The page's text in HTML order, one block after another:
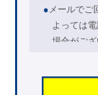
● メールでご
よっては
場合がご
半角カタ